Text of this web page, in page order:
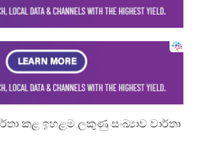
කළ ඉහළම ලකුණු සංඛ්‍යාව වාර්තා